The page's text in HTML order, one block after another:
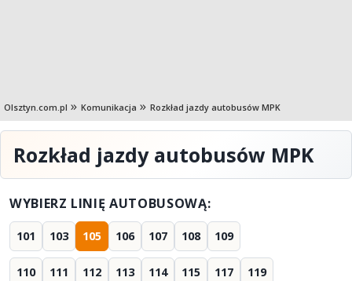
Olsztyn.com.pl Komunikacja Rozkład jazdy autobusów MPK
Rozkład jazdy autobusów MPK
WYBIERZ LINIĘ AUTOBUSOWĄ:
101 103 105 106 107 108 109
110 111 112 113 114 115 117 119